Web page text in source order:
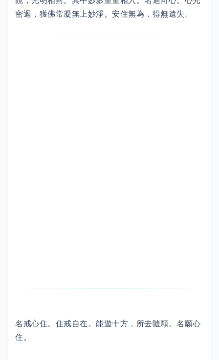
密迴，獲佛常凝無上妙淨。安住無為，得無遺失。
名戒心住。住戒自在。能遊十方，所去隨願。名願心
住。